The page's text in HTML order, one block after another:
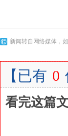
新闻转自网络媒体，
【 已有 0
看完这篇